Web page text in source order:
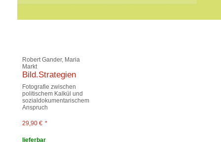
Robert Gander, Maria
Markt
Bild.Strategien
Fotografie zwischen
politischem Kalkül und
sozialdokumentarischem
Anspruch
29,90 € *
lieferbar